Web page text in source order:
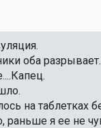
оба
на таблетках
раньше я ее не